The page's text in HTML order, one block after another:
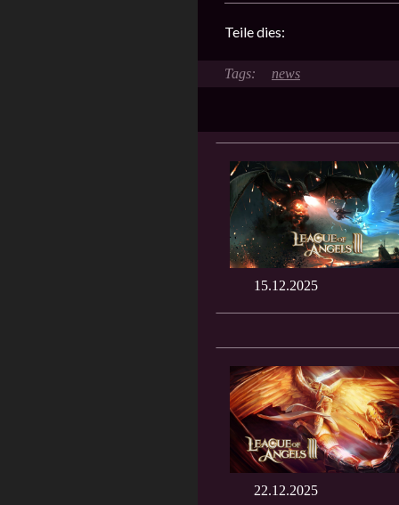
Teile dies:
news
15.12.2025
22.12.2025